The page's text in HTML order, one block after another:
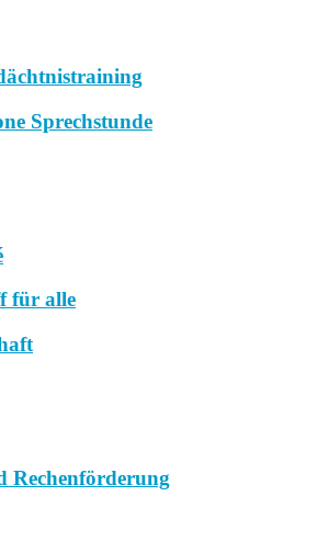
Sprechstunde
für alle
Rechenförderung